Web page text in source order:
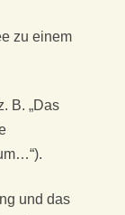
zu einem
B. „Das
und das